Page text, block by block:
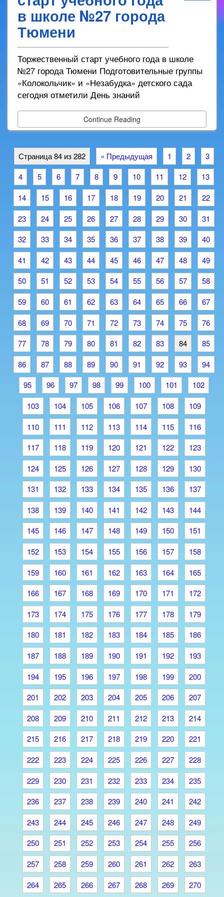
в школе №27 города
Тюмени
Торжественный старт учебного года в школе
№27 города Тюмени Подготовительные группы
«Колокольчик» и «Незабудка» детского сада
сегодня отметили День знаний
Continue Reading
Страница 84 из 282 « Предыдущая 1 2
3
4
5 6 7 8 9 10 11 12
13
14
15 16 17 18 19 20 21
22
23
24 25 26 27 28 29 30
31
32
33 34 35 36 37 38 39
40
41
42 43 44 45 46 47 48
49
50
51 52 53 54 55 56 57
58
59
60 61 62 63 64 65 66
67
68
69 70 71 72 73 74 75
76
77
78 79 80 81 82 83 84
85
86
87 88 89 90 91 92 93
94
95
96 97 98 99 100 101
102
103
104 105 106 107 108
109
110
111 112 113 114 115
116
117
118 119 120 121 122
123
124
125 126 127 128 129
130
131
132 133 134 135 136
137
138
139 140 141 142 143
144
145
146 147 148 149 150
151
152
153 154 155 156 157
158
159
160 161 162 163 164
165
166
167 168 169 170 171
172
173
174 175 176 177 178
179
180
181 182 183 184 185
186
187
188 189 190 191 192
193
194
195 196 197 198 199
200
201
202 203 204 205 206
207
208
209 210 211 212 213
214
215
216 217 218 219 220
221
222
223 224 225 226 227
228
229
230 231 232 233 234
235
236
237 238 239 240 241
242
243
244 245 246 247 248
249
250
251 252 253 254 255
256
257
258 259 260 261 262
263
264
265 266 267 268 269 270